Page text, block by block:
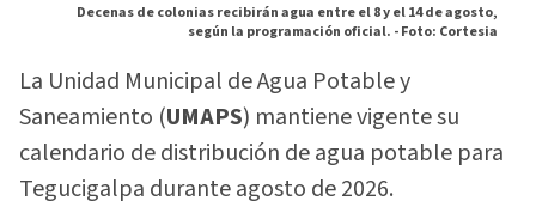
Decenas de colonias recibirán agua entre el 8 y el 14 de agosto,
según la programación oficial. -Foto: Cortesia
La Unidad Municipal de Agua Potable y
Saneamiento (UMAPS) mantiene vigente su
calendario de distribución de agua potable para
Tegucigalpa durante agosto de 2026.